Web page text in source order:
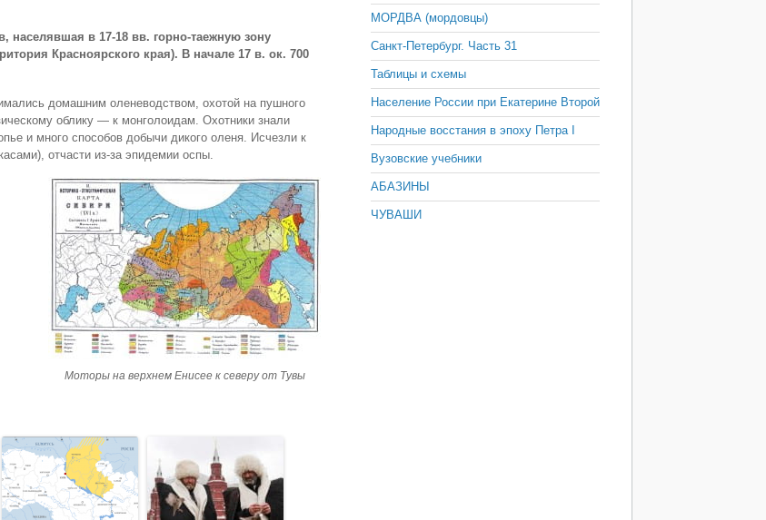
в 17-18 вв. горно-таежную зону
Красноярского края). В начале 17 в. ок. 700
домашним оленеводством, охотой на пушного
облику — к монголоидам. Охотники знали
и много способов добычи дикого оленя. Исчезли к
отчасти из-за эпидемии оспы.
Моторы на верхнем Енисее к северу от Тувы
МОРДВА (мордовцы)
Санкт-Петербург. Часть 31
Таблицы и схемы
Население России при Екатерине Второй
Народные восстания в эпоху Петра I
Вузовские учебники
АБАЗИНЫ
ЧУВАШИ